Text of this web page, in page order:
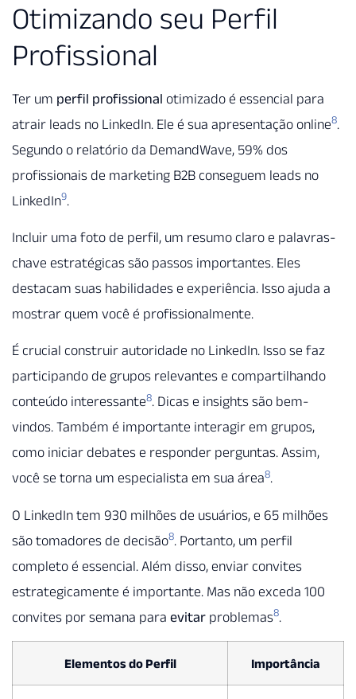
Otimizando seu Perfil
Profissional
Ter um perfil profissional otimizado é essencial para
atrair leads no LinkedIn. Ele é sua apresentação online8.
Segundo o relatório da DemandWave, 59% dos
profissionais de marketing B2B conseguem leads no
LinkedIn9.
Incluir uma foto de perfil, um resumo claro e palavras-
chave estratégicas são passos importantes. Eles
destacam suas habilidades e experiência. Isso ajuda a
mostrar quem você é profissionalmente.
É crucial construir autoridade no LinkedIn. Isso se faz
participando de grupos relevantes e compartilhando
conteúdo interessante8. Dicas e insights são bem-
vindos. Também é importante interagir em grupos,
como iniciar debates e responder perguntas. Assim,
você se torna um especialista em sua área8.
O LinkedIn tem 930 milhões de usuários, e 65 milhões
são tomadores de decisão8. Portanto, um perfil
completo é essencial. Além disso, enviar convites
estrategicamente é importante. Mas não exceda 100
convites por semana para evitar problemas8.
Elementos do Perfil Importância